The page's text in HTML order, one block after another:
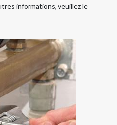
informations, veuillez le